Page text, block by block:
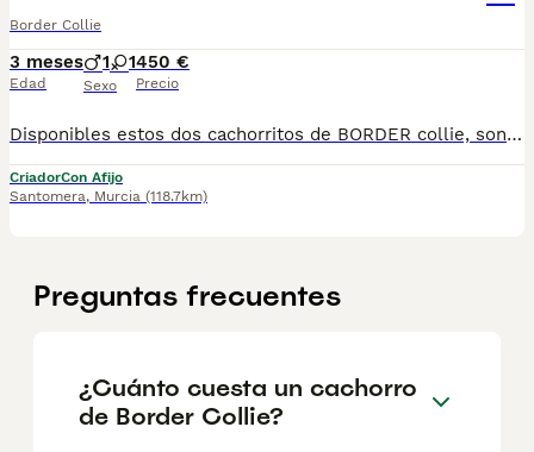
Border Collie
3 meses
Edad
1 1
Sexo
450 €
Precio
Disponibles estos dos cachorritos de BORDER collie, son un macho y una hembra preciosos, si quieres saber más sobre ellos contáctanos y te atenderemos encantados
CriadorCon Afijo
Santomera, Murcia (118.7km)
Preguntas frecuentes
¿Cuánto cuesta un cachorro
de Border Collie?